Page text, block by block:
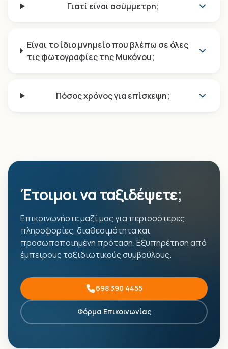
Γιατί είναι ασύμμετρη;
Είναι το ίδιο μνημείο που βλέπω σε όλες
τις φωτογραφίες της Μυκόνου;
Πόσος χρόνος για επίσκεψη;
Έτοιμοι να ταξιδέψετε;
Επικοινωνήστε μαζί μας για περισσότερες
πληροφορίες, διαθεσιμότητα και
προσωποποιημένη πρόταση. Εξυπηρέτηση από
έμπειρους ταξιδιωτικούς συμβούλους.
698 390 4455
Φόρμα Επικοινωνίας